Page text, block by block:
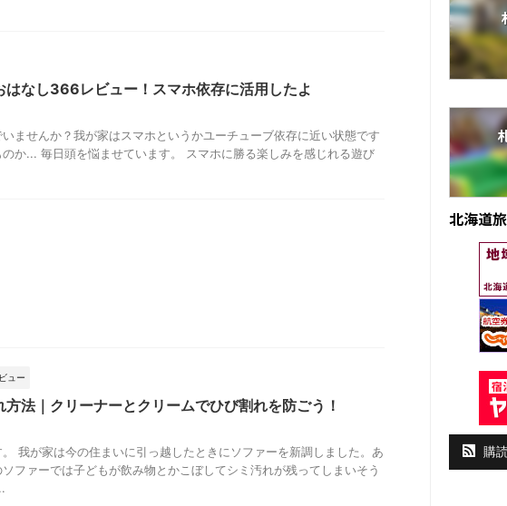
はなし366レビュー！スマホ依存に活用したよ
ませんか？我が家はスマホというかユーチューブ依存に近い状態です
か... 毎日頭を悩ませています。 スマホに勝る楽しみを感じれる遊び
ュー
法｜クリーナーとクリームでひび割れを防ごう！
我が家は今の住まいに引っ越したときにソファーを新調しました。あ
ファーでは子どもが飲み物とかこぼしてシミ汚れが残ってしまいそう
北海道
購